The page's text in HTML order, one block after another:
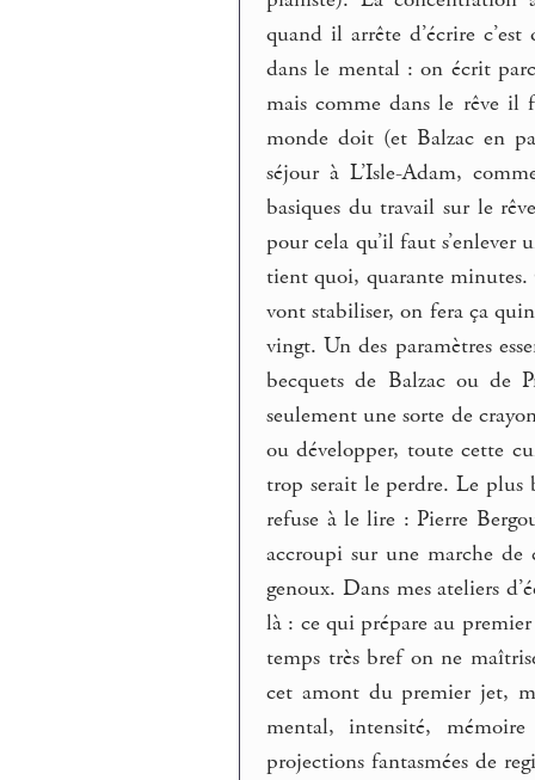
quand il arrête d’écrire
dans le mental : on écrit
mais comme dans le rêve il
monde doit (et Balzac en
séjour à L’Isle-Adam,
basiques du travail sur le
pour cela qu’il faut
tient quoi, quarante minutes.
vont stabiliser, on fera ça
vingt. Un des paramètres
becquets de Balzac ou de
seulement une sorte de
ou développer, toute cette
trop serait le perdre. Le plus
refuse à le lire : Pierre
accroupi sur une marche
genoux. Dans mes ateliers
là : ce qui prépare au
temps très bref on ne
cet amont du premier jet,
mental, intensité,
projections fantasmées de